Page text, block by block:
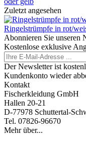
Zuletzt angesehen
Ringelstrümpfe in rot/
Abonnieren Sie unseren
Kostenlose exklusive
Der Newsletter ist
Kundenkonto wieder
Kontakt
Fischerkleidung GmbH
Hallen 20-21
D-77978 Schuttertal-
Tel. 07826-96670
Mehr über...